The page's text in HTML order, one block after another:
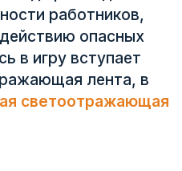
работников,
опасных
в игру вступает
лента, в
светоотражающая